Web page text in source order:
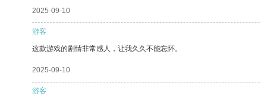
2025-09-10
游客
这款游戏的剧情非常感人，让我久久不能忘怀。
2025-09-10
游客